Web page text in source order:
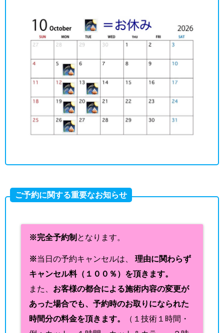
ご予約に関する重要なお知らせ
※完全予約制 となります。
※当日の予約キャンセルは、 理由に関わらず
キャンセル料（１００％）を頂きます。
また、 お客様の都合による施術内容の変更が
あった場合でも、予約時のお取りになられた
時間分の料金を頂きます。
（１技術１時間・